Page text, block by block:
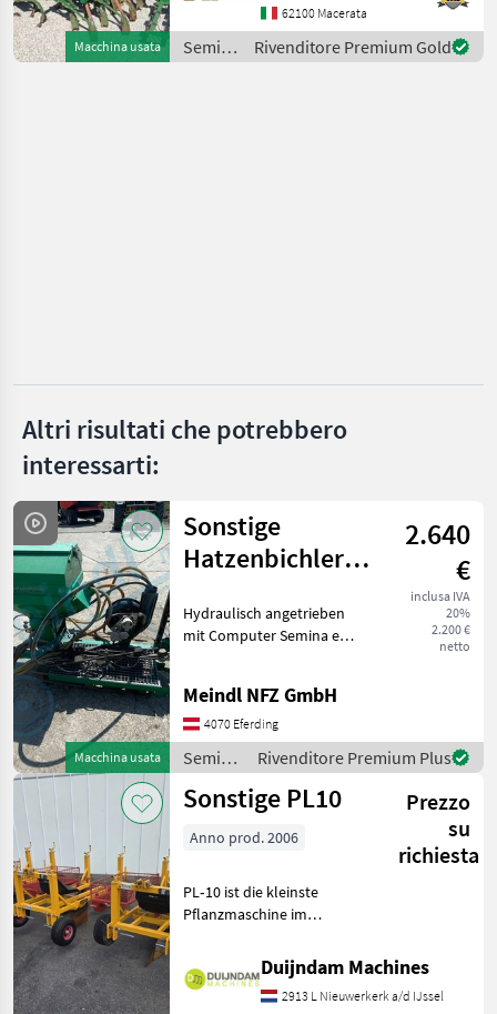
Semina
E Cura
Seminatrici
Pöttinger
Kuhn
Mostra
tutti
49
MARKETPLACE
Marketplace
Offerte dei
rivenditori
Annunci
Macchina usata
62100 Macerata
Semina
e cura /
Rivenditore Premium Gold
Altri risultati che potrebbero
interessarti:
Macchina usata
Sonstige
Hatzenbichler
2.640
€
inclusa IVA
20%
2.200 €
netto
Hydraulisch angetrieben
mit Computer Semina e
Meindl NFZ GmbH
4070 Eferding
Semina
e cura /
Sonstige
Rivenditore Premium Plus
Sonstige PL10
Prezzo
su
richiesta
Anno prod. 2006
PL‑10 ist die kleinste
Pflanzmaschine im
entwickelt zum Pflanzen
von Unterlagen,
Jungpflanzen, Koniferen
Duijndam Machines
2913 L Nieuwerkerk a/d IJssel